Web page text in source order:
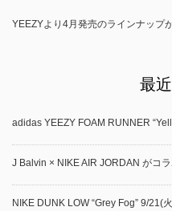
YEEZYより4月発売のラインナップ
最
adidas YEEZY FOAM RUNNER
J Balvin × NIKE AIR JORDAN がコ
NIKE DUNK LOW “Grey Fog” 9/21(